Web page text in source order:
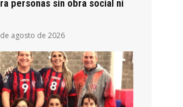
personas sin obra social ni
agosto de 2026